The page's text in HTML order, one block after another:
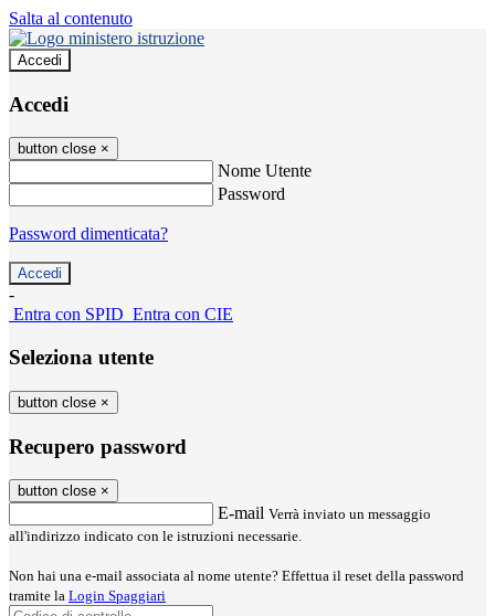
Salta al contenuto
Accedi
Accedi
button close ×
Nome Utente
Password
Password dimenticata?
-
Entra con SPID Entra con CIE
Seleziona utente
button close ×
Recupero password
button close ×
E-mail Verrà inviato un messaggio
all'indirizzo indicato con le istruzioni necessarie.
Non hai una e-mail associata al nome utente? Effettua il reset della password
tramite la Login Spaggiari